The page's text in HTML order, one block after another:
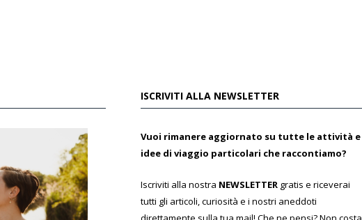
ISCRIVITI ALLA NEWSLETTER
Vuoi rimanere aggiornato su tutte le attività e
idee di viaggio particolari che raccontiamo?
Iscriviti alla nostra NEWSLETTER gratis e riceverai
tutti gli articoli, curiosità e i nostri aneddoti